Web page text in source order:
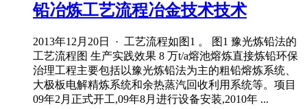
铅冶炼工艺流程冶金技术技术
2013年12月20日 · 工艺流程如图1 。 图1 豫光炼铅法的
工艺流程图 生产实践效果 8 万t/a熔池熔炼直接炼铅环保
治理工程主要包括以豫光炼铅法为主的粗铅熔炼系统、
大极板电解精炼系统和余热蒸汽回收利用系统等。项目
09年2月正式开工,09年8月进行设备安装,2010年 ...